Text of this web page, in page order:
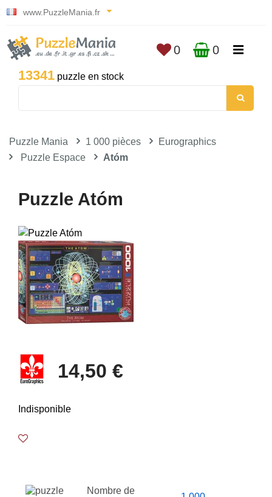
www.PuzzleMania.fr
13341 puzzle en stock
0 0
Puzzle Mania 1 000 pièces
Eurographics
Puzzle Espace
Atóm
Puzzle Atóm
14,50 €
Indisponible
Nombre de